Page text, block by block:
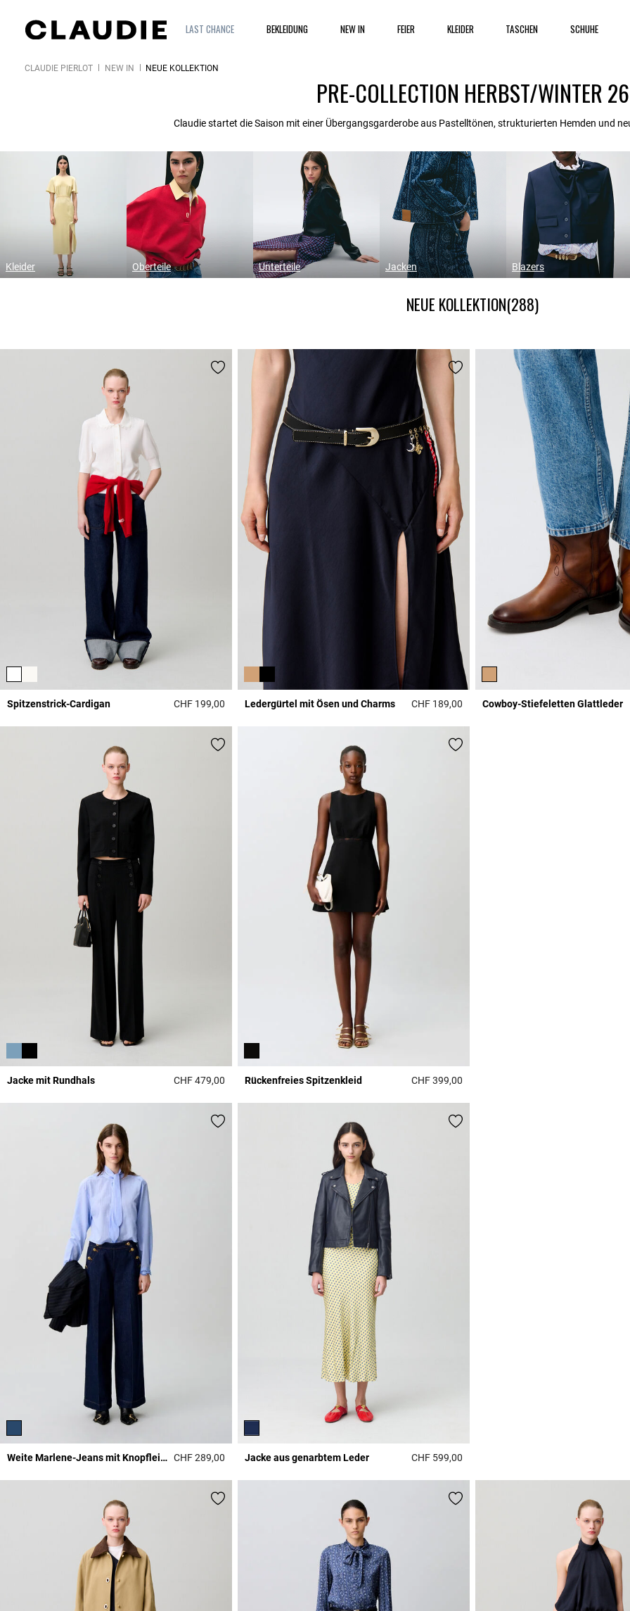
LAST CHANCE BEKLEIDUNG NEW IN FEIER KLEIDER TASCHEN SCHUHE
CLAUDIE PIERLOT NEW IN NEUE KOLLEKTION
PRE-COLLECTION HERBST/WINTER 26
Claudie startet die Saison mit einer Übergangsgarderobe aus Pastelltönen, strukturierten Hemden und
Kleider Oberteile Unterteile Jacken Blazers
NEUE KOLLEKTION(288)
Spitzenstrick-Cardigan CHF 199,00 4.1 out of 5 Customer Rating
Ledergürtel mit Ösen und Charms CHF 189,00 5 out of 5 Customer Rating
Cowboy-Stiefeletten Glattleder
Jacke mit Rundhals CHF 479,00 3.4 out of 5 Customer Rating
Rückenfreies Spitzenkleid CHF 399,00
Weite Marlene-Jeans mit Knopfleiste CHF 289,00 5 out of 5 Customer Rating
Jacke aus genarbtem Leder CHF 599,00